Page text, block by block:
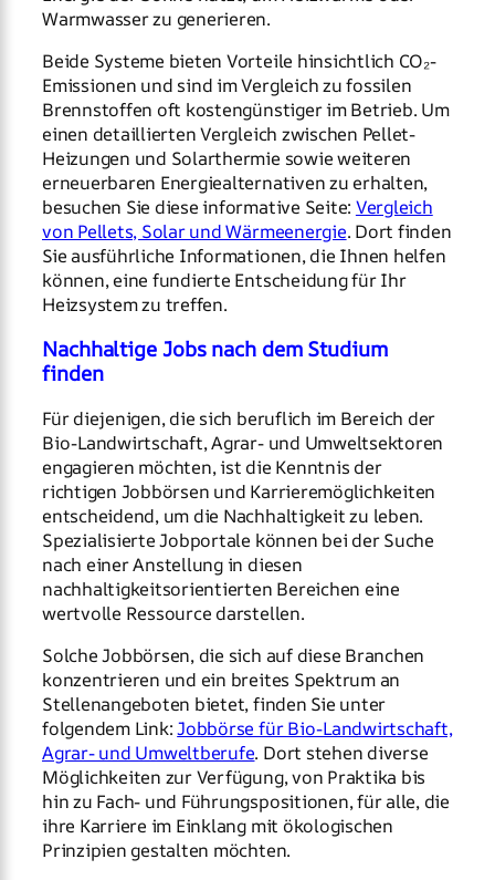
Warmwasser zu generieren.
Beide Systeme bieten Vorteile hinsichtlich CO₂-
Emissionen und sind im Vergleich zu fossilen
Brennstoffen oft kostengünstiger im Betrieb. Um
einen detaillierten Vergleich zwischen Pellet-
Heizungen und Solarthermie sowie weiteren
erneuerbaren Energiealternativen zu erhalten,
besuchen Sie diese informative Seite: Vergleich
von Pellets, Solar und Wärmeenergie. Dort finden
Sie ausführliche Informationen, die Ihnen helfen
können, eine fundierte Entscheidung für Ihr
Heizsystem zu treffen.
Nachhaltige Jobs nach dem Studium
finden
Für diejenigen, die sich beruflich im Bereich der
Bio-Landwirtschaft, Agrar- und Umweltsektoren
engagieren möchten, ist die Kenntnis der
richtigen Jobbörsen und Karrieremöglichkeiten
entscheidend, um die Nachhaltigkeit zu leben.
Spezialisierte Jobportale können bei der Suche
nach einer Anstellung in diesen
nachhaltigkeitsorientierten Bereichen eine
wertvolle Ressource darstellen.
Solche Jobbörsen, die sich auf diese Branchen
konzentrieren und ein breites Spektrum an
Stellenangeboten bietet, finden Sie unter
folgendem Link:Jobbörse für Bio-Landwirtschaft,
Agrar- und Umweltberufe. Dort stehen diverse
Möglichkeiten zur Verfügung, von Praktika bis
hin zu Fach- und Führungspositionen, für alle, die
ihre Karriere im Einklang mit ökologischen
Prinzipien gestalten möchten.